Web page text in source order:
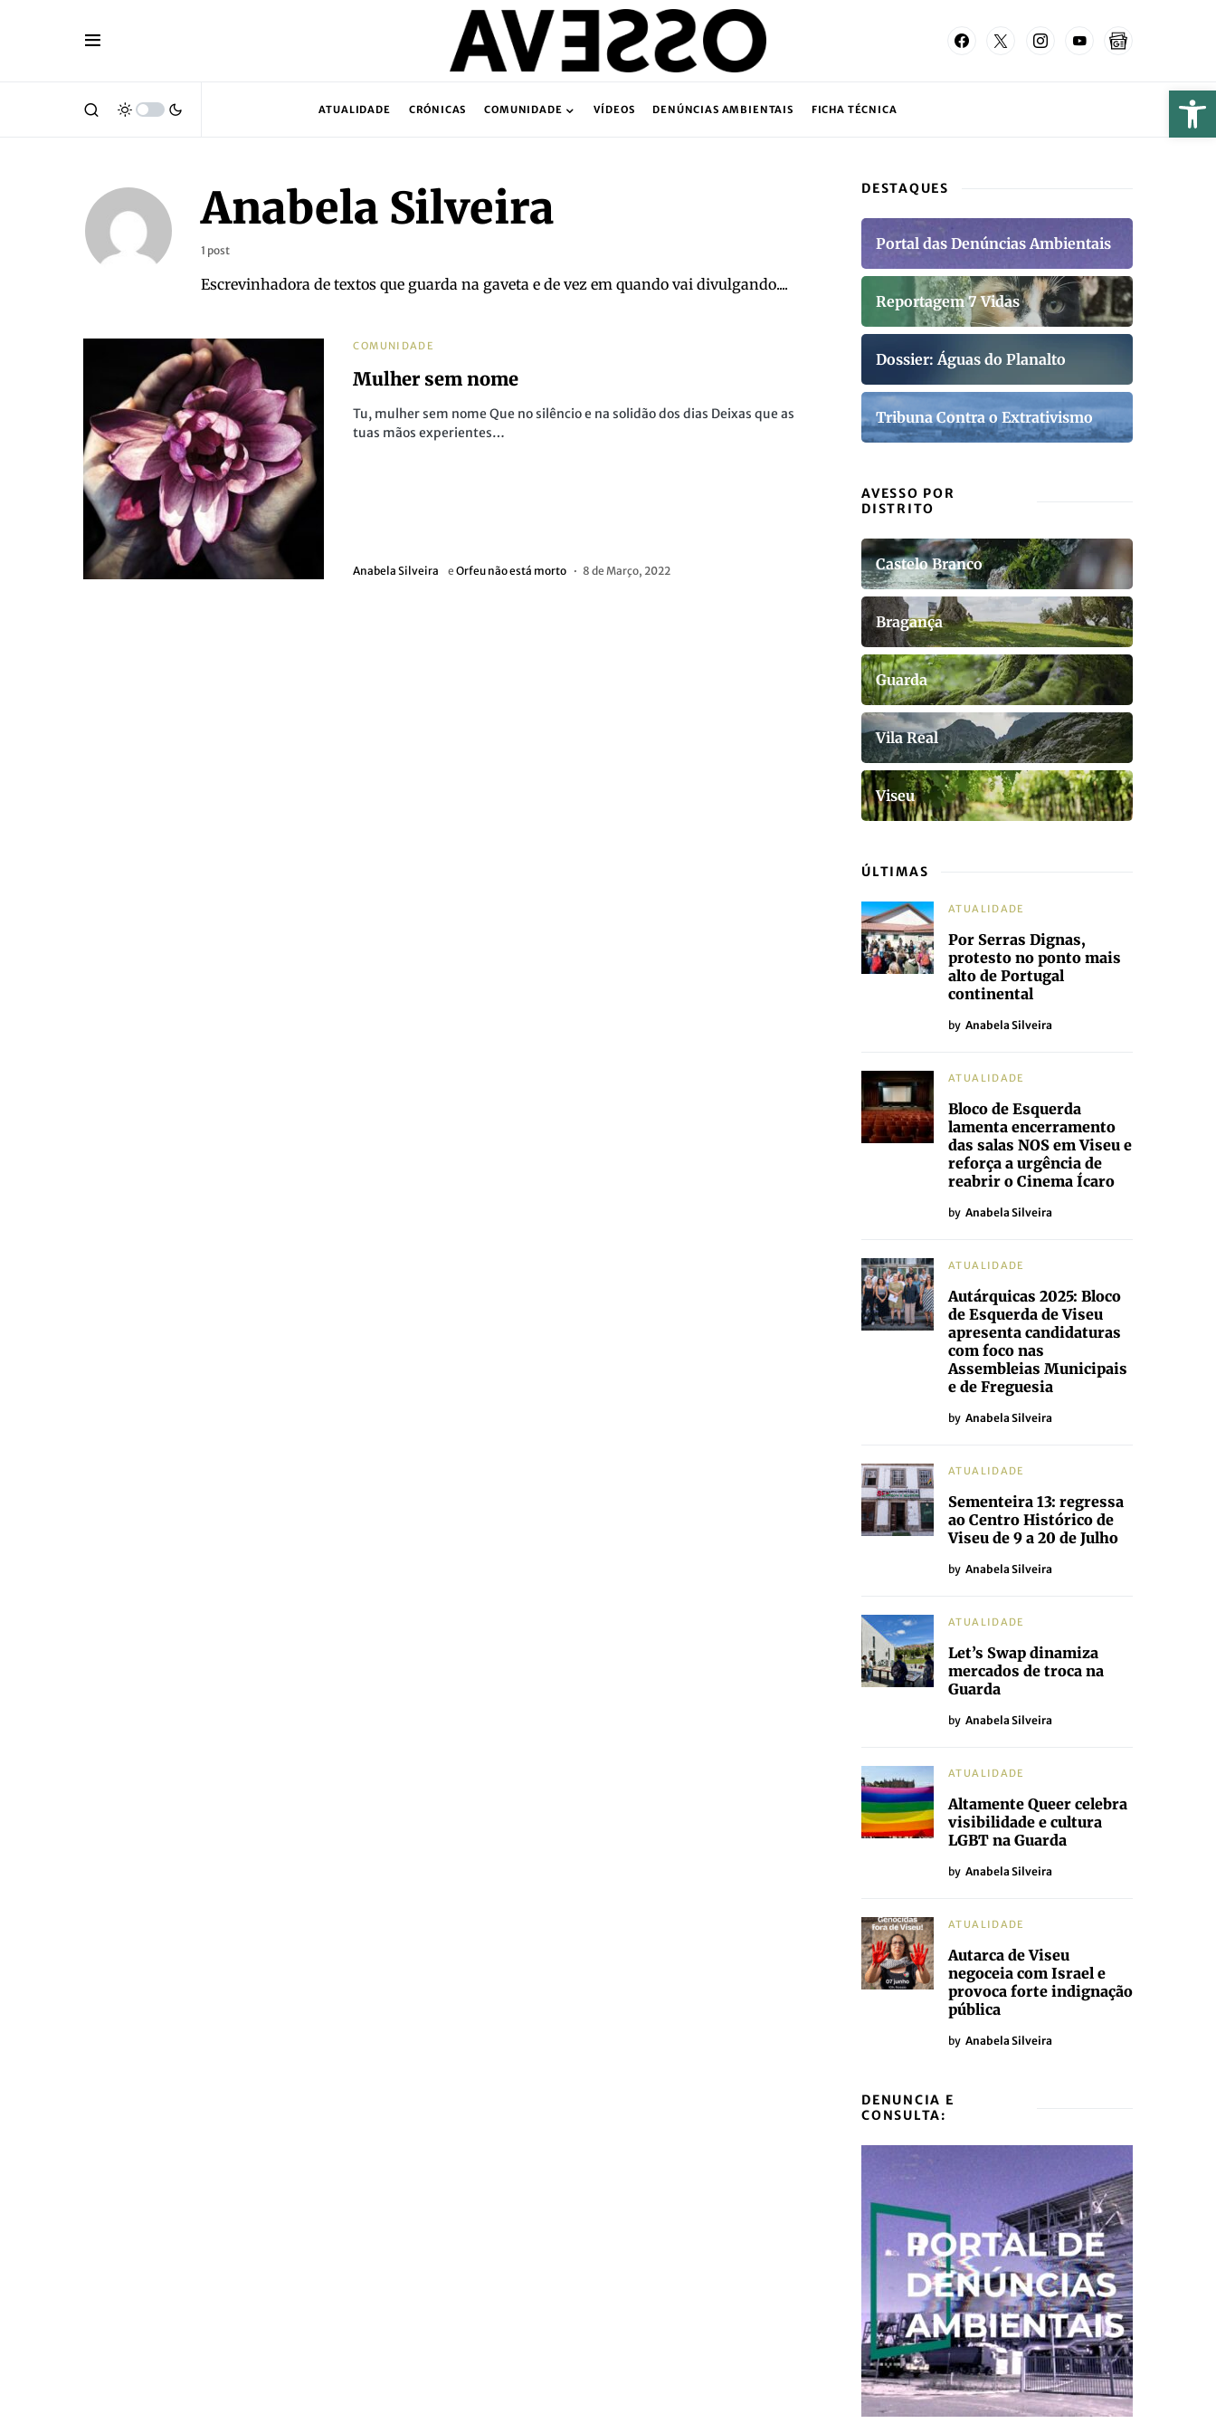
ATUALIDADE CRÓNICAS COMUNIDADE VÍDEOS DENÚNCIAS AMBIENTAIS FICHA TÉCNICA
Anabela Silveira
1 post
Escrevinhadora de textos que guarda na gaveta e de vez em quando vai divulgando....
COMUNIDADE
Mulher sem nome
Tu, mulher sem nome Que no silêncio e na solidão dos dias Deixas que as
tuas mãos experientes…
Anabela Silveira eOrfeu não está morto 8 de Março, 2022
DESTAQUES
Portal das Denúncias Ambientais
Reportagem 7 Vidas
Dossier: Águas do Planalto
Tribuna Contra o Extrativismo
AVESSO POR
DISTRITO
Castelo Branco
Bragança
Guarda
Vila Real
Viseu
ÚLTIMAS
ATUALIDADE
Por Serras Dignas,
protesto no ponto mais
alto de Portugal
continental
by Anabela Silveira
ATUALIDADE
Bloco de Esquerda
lamenta encerramento
das salas NOS em Viseu e
reforça a urgência de
reabrir o Cinema Ícaro
by Anabela Silveira
ATUALIDADE
Autárquicas 2025: Bloco
de Esquerda de Viseu
apresenta candidaturas
com foco nas
Assembleias Municipais
e de Freguesia
by Anabela Silveira
ATUALIDADE
Sementeira 13: regressa
ao Centro Histórico de
Viseu de 9 a 20 de Julho
by Anabela Silveira
ATUALIDADE
Let’s Swap dinamiza
mercados de troca na
Guarda
by Anabela Silveira
ATUALIDADE
Altamente Queer celebra
visibilidade e cultura
LGBT na Guarda
by Anabela Silveira
ATUALIDADE
Autarca de Viseu
negoceia com Israel e
provoca forte indignação
pública
by Anabela Silveira
DENUNCIA E
CONSULTA: